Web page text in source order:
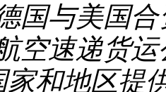
国与美国
空速递货
家和地区提